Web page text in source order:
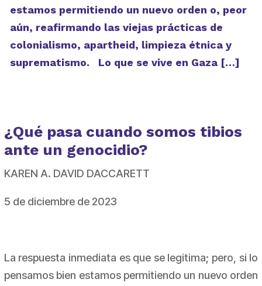
estamos permitiendo un nuevo orden o, peor
aún, reafirmando las viejas prácticas de
colonialismo, apartheid, limpieza étnica y
suprematismo. Lo que se vive en Gaza […]
¿Qué pasa cuando somos tibios
ante un genocidio?
KAREN A. DAVID DACCARETT
5 de diciembre de 2023
La respuesta inmediata es que se legitima; pero, si lo
pensamos bien estamos permitiendo un nuevo orden